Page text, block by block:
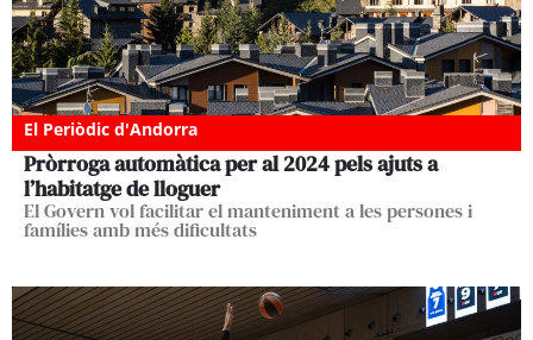
El Periòdic d'Andorra
Pròrroga automàtica per al 2024 pels ajuts a
l’habitatge de lloguer
El Govern vol facilitar el manteniment a les persones i
famílies amb més dificultats